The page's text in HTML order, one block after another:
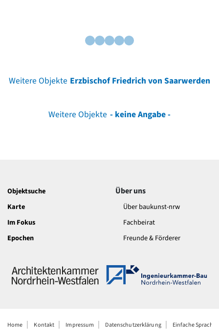
Weitere Objekte Erzbischof Friedrich von Saarwerden
Weitere Objekte - keine Angabe -
Objektsuche
Karte
Im Fokus
Epochen
Über uns
Über baukunst-nrw
Fachbeirat
Freunde & Förderer
Home Kontakt Impressum Datenschutzerklärung Einfache Sprache